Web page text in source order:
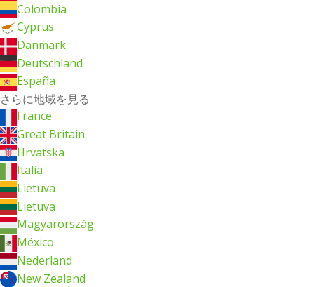
Colombia
Cyprus
Danmark
Deutschland
España
さらに地域を見る
France
Great Britain
Hrvatska
Italia
Lietuva
Lietuva
Magyarország
México
Nederland
New Zealand